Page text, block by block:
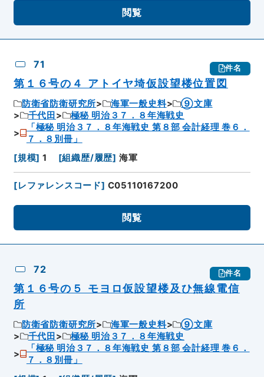
閲覧
71 件名
第１６号の４ アトイヤ埼仮設望楼位置図
防衛省防衛研究所 海軍一般史料
⑨文庫
千代田
極秘 明治３７．８年海戦史
「極秘 明治３７．８年海戦史 第８部 会計経理 巻６．
７．８別冊」
[規模] 1 [組織歴/履歴] 海軍
[レファレンスコード] C05110167200
閲覧
72 件名
第１６号の５ モヨロ仮設望楼及ひ無線電信
所
防衛省防衛研究所 海軍一般史料
⑨文庫
千代田
極秘 明治３７．８年海戦史
「極秘 明治３７．８年海戦史 第８部 会計経理 巻６．
７．８別冊」